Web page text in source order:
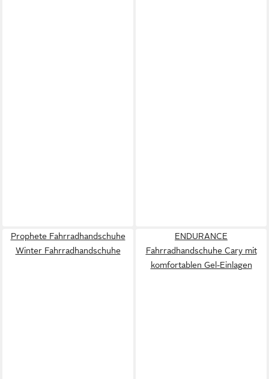
Prophete Fahrradhandschuhe
Winter Fahrradhandschuhe
ENDURANCE
Fahrradhandschuhe Cary mit
komfortablen Gel-Einlagen